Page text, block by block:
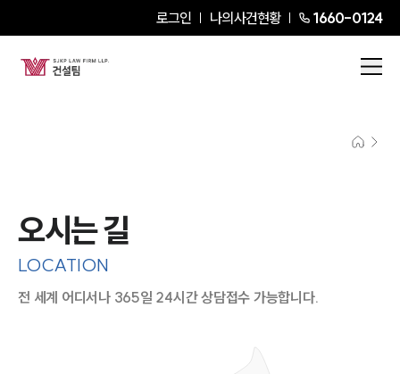
로그인 나의사건현황 1660-0124
오시는 길
LOCATION
전 세계 어디서나 365일 24시간 상담접수 가능합니다.